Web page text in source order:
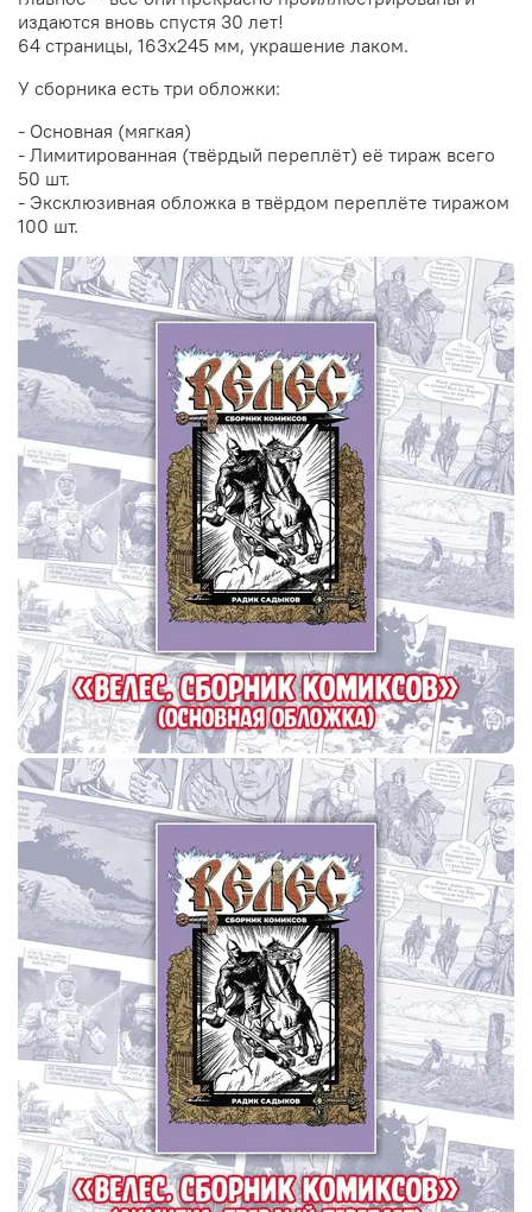
издаются вновь спустя 30 лет!
64 страницы, 163х245 мм, украшение лаком.
У сборника есть три обложки:
- Основная (мягкая)
- Лимитированная (твёрдый переплёт) её тираж всего
50 шт.
- Эксклюзивная обложка в твёрдом переплёте тиражом
100 шт.